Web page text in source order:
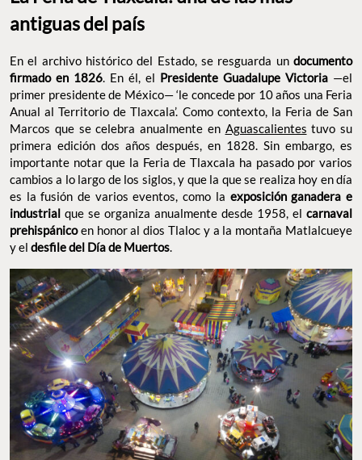
antiguas del país
En el archivo histórico del Estado, se resguarda un documento
firmado en 1826. En él, el Presidente Guadalupe Victoria —el
primer presidente de México— ‘le concede por 10 años una Feria
Anual al Territorio de Tlaxcala’. Como contexto, la Feria de San
Marcos que se celebra anualmente en Aguascalientes tuvo su
primera edición dos años después, en 1828. Sin embargo, es
importante notar que la Feria de Tlaxcala ha pasado por varios
cambios a lo largo de los siglos, y que la que se realiza hoy en día
es la fusión de varios eventos, como la exposición ganadera e
industrial que se organiza anualmente desde 1958, el carnaval
prehispánicoen honor al dios Tlaloc y a la montaña Matlalcueye
y el desfile del Día de Muertos.